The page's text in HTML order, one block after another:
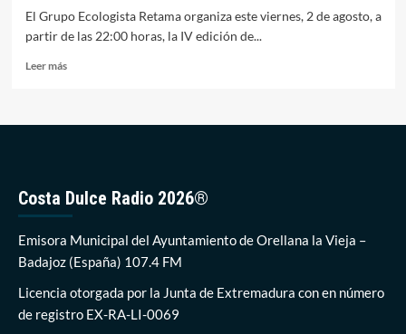
El Grupo Ecologista Retama organiza este viernes, 2 de agosto, a
partir de las 22:00 horas, la IV edición de...
Leer másLeer
de
las
Estrellas
llega
este
viernes
a
Costa Dulce Radio 2026®
Emisora Municipal del Ayuntamiento de Orellana la Vieja –
Badajoz (España) 107.4 FM
Licencia otorgada por la Junta de Extremadura con en número
de registro EX-RA-LI-0069